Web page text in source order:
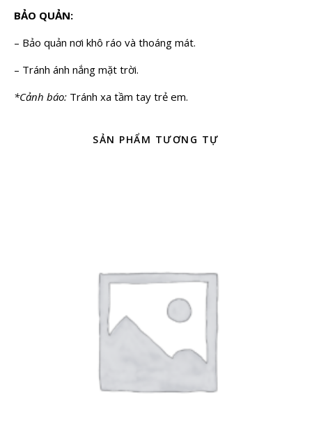
BẢO QUẢN:
– Bảo quản nơi khô ráo và thoáng mát.
– Tránh ánh nắng mặt trời.
*Cảnh báo: Tránh xa tầm tay trẻ em.
SẢN PHẨM TƯƠNG TỰ